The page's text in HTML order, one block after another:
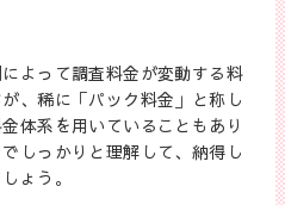
よって調査料金が変動する料
、稀に「パック料金」と称し
体系を用いていることもあり
しっかりと理解して、納得し
ょう。